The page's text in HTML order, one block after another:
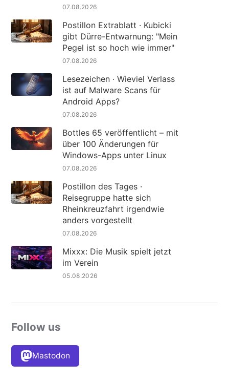
07.08.2026
Postillon Extrablatt · Kubicki
gibt Dürre-Entwarnung: "Mein
Pegel ist so hoch wie immer"
07.08.2026
Lesezeichen · Wieviel Verlass
ist auf Malware Scans für
Android Apps?
07.08.2026
Bottles 65 veröffentlicht – mit
über 100 Änderungen für
Windows-Apps unter Linux
07.08.2026
Postillon des Tages ·
Reisegruppe hatte sich
Rheinkreuzfahrt irgendwie
anders vorgestellt
07.08.2026
Mixxx: Die Musik spielt jetzt
im Verein
05.08.2026
Follow us
Mastodon